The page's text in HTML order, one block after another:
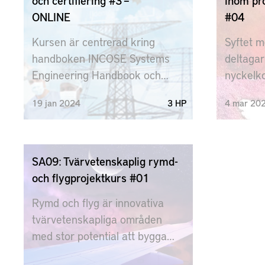
ONLINE
Kursen är centrerad kring
handboken INCOSE Systems
Engineering Handbook och
körs som en studiecirkel.
Kursen ger en introduktion till
området INCOSE och möjlighet
att som kursdeltagare certifiera
sig.
19 jan 2024 3 HP
#04
Syftet
deras
4 mar
SA09: Tvärvetenskaplig rymd-
och flygprojektkurs #01
Rymd och flyg är innovativa
tvärvetenskapliga områden
med stor potential att bygga
hållbara lösningar och företag. I